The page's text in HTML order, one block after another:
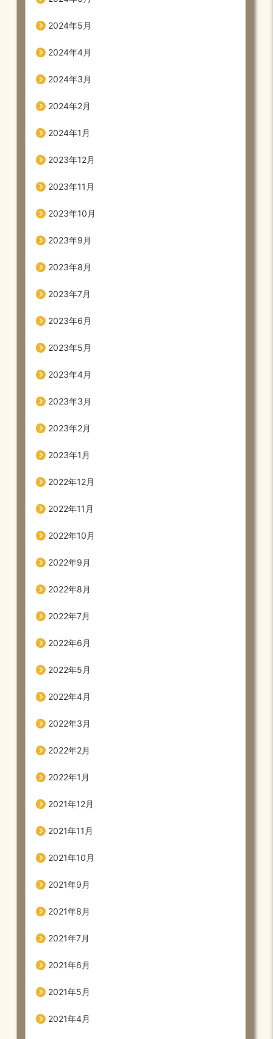
2024年5月
2024年4月
2024年3月
2024年2月
2024年1月
2023年12月
2023年11月
2023年10月
2023年9月
2023年8月
2023年7月
2023年6月
2023年5月
2023年4月
2023年3月
2023年2月
2023年1月
2022年12月
2022年11月
2022年10月
2022年9月
2022年8月
2022年7月
2022年6月
2022年5月
2022年4月
2022年3月
2022年2月
2022年1月
2021年12月
2021年11月
2021年10月
2021年9月
2021年8月
2021年7月
2021年6月
2021年5月
2021年4月